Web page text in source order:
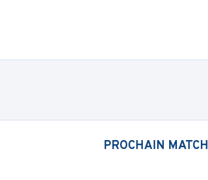
PROCHAIN MATCH